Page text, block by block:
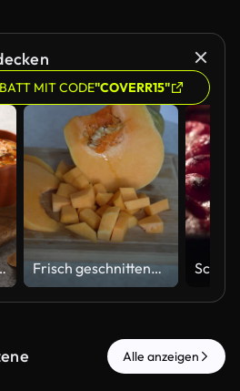
MIT CODE"COVERR15"
am grauen Tisch, Nahaufnahme Frisch geschnittene Kürbisscheiben und -würfel auf einem Holzbrett
Alle anzeigen